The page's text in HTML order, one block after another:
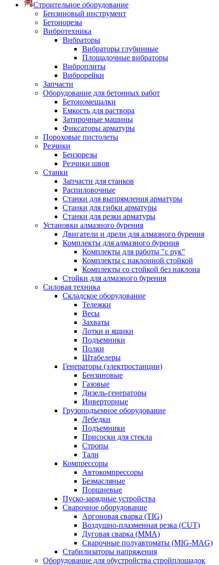
Строительное оборудование
Бензиновый инструмент
Бетонорезы
Вибротехника
Вибраторы
Вибраторы глубинные
Площадочные вибраторы
Виброплиты
Виброрейки
Запчасти
Оборудование для бетонных работ
Бетономешалки
Емкость для раствора
Затирочные машины
Фиксаторы арматуры
Пороховые пистолеты
Резчики
Бензорезы
Резчики швов
Станки
Запчасти для станков
Распиловочные
Станки для выпрямления арматуры
Станки для гибки арматуры
Станки для резки арматуры
Установки алмазного бурения
Двигатели и дрели для алмазного бурения
Комплекты для алмазного бурения
Комплекты для работы "с рук"
Комплекты с наклонной стойкой
Комплекты со стойкой без наклона
Стойки для алмазного бурения
Силовая техника
Складское оборудование
Тележки
Весы
Захваты
Лотки и ящики
Подъемники
Полки
Штабелеры
Генераторы (электростанции)
Бензиновые
Газовые
Дизель-генераторы
Инверторные
Грузоподъемное оборудование
Лебедки
Подъемники
Присоски для стекла
Стропы
Тали
Компрессоры
Автокомпрессоры
Безмасляные
Поршневые
Пуско-зарядные устройства
Сварочное оборудование
Аргоновая сварка (TIG)
Воздушно-плазменная резка (CUT)
Дуговая сварка (ММА)
Сварочные полуавтоматы (MIG-MAG)
Стабилизаторы напряжения
Оборудование для обустройства стройплощадок